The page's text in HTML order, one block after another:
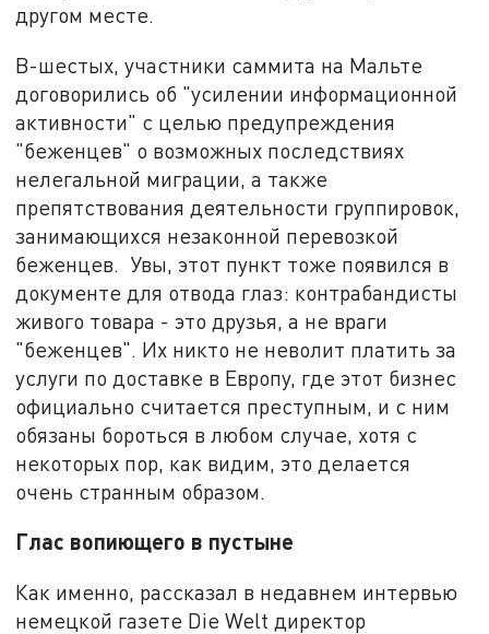
другом месте.
В-шестых, участники саммита на Мальте
договорились об "усилении информационной
активности" с целью предупреждения
"беженцев" о возможных последствиях
нелегальной миграции, а также
препятствования деятельности группировок,
занимающихся незаконной перевозкой
беженцев. Увы, этот пункт тоже появился в
документе для отвода глаз: контрабандисты
живого товара - это друзья, а не враги
"беженцев". Их никто не неволит платить за
услуги по доставке в Европу, где этот бизнес
официально считается преступным, и с ним
обязаны бороться в любом случае, хотя с
некоторых пор, как видим, это делается
очень странным образом.
Глас вопиющего в пустыне
Как именно, рассказал в недавнем интервью
немецкой газете Die Welt директор